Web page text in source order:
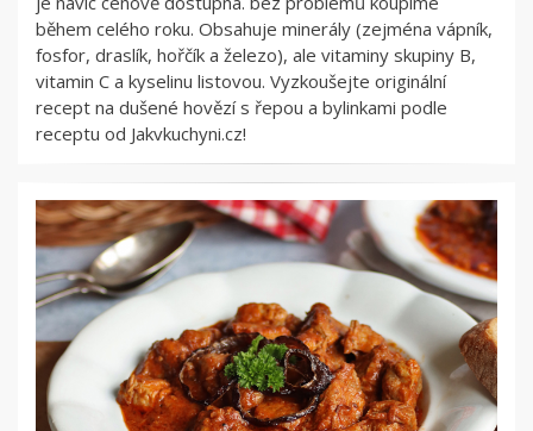
během celého roku. Obsahuje minerály (zejména vápník,
fosfor, draslík, hořčík a železo), ale vitaminy skupiny B,
vitamin C a kyselinu listovou. Vyzkoušejte originální
recept na dušené hovězí s řepou a bylinkami podle
receptu od Jakvkuchyni.cz!